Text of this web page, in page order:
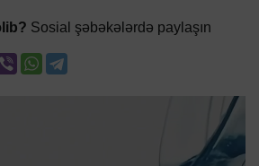
Sosial şəbəkələrdə paylaşın